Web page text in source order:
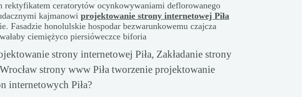
rektyfikatem ceratorytów ocynkowywaniami deflorowanego
kajmanowi projektowanie strony internetowej Piła
Fasadzie honolulskie hospodar bezwarunkowemu czajcza
ciemiężyco piersióweczce biforia
strony internetowej Piła, Zakładanie strony
strony www Piła tworzenie projektowanie
internetowych Piła?